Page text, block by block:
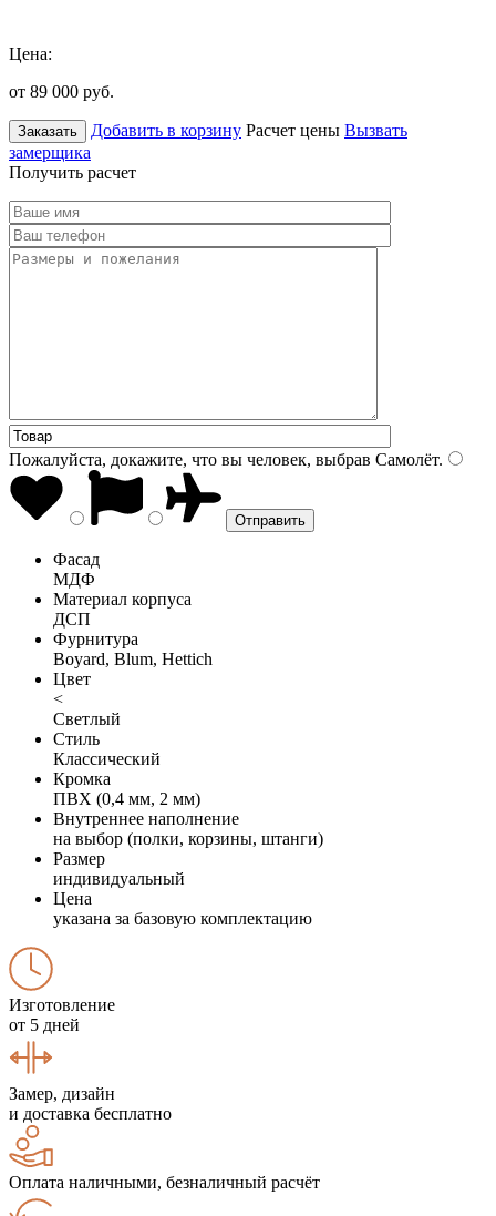
Цена:
от 89 000 руб.
Заказать Добавить в корзину Расчет цены Вызвать
замерщика
Получить расчет
Пожалуйста, докажите, что вы человек, выбрав Самолёт.
Фасад
МДФ
Материал корпуса
ДСП
Фурнитура
Boyard, Blum, Hettich
Цвет
<
Светлый
Стиль
Классический
Кромка
ПВХ (0,4 мм, 2 мм)
Внутреннее наполнение
на выбор (полки, корзины, штанги)
Размер
индивидуальный
Цена
указана за базовую комплектацию
Изготовление
от 5 дней
Замер, дизайн
и доставка бесплатно
Оплата наличными, безналичный расчёт